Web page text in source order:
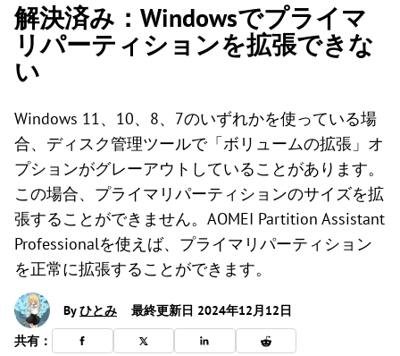
解決済み：Windowsでプライマ
リパーティションを拡張できな
い
Windows 11、10、8、7のいずれかを使っている場
合、ディスク管理ツールで「ボリュームの拡張」オ
プションがグレーアウトしていることがあります。
この場合、プライマリパーティションのサイズを拡
張することができません。AOMEI Partition Assistant
Professionalを使えば、プライマリパーティション
を正常に拡張することができます。
Byひとみ
最終更新日 2024年12月12日
共有：